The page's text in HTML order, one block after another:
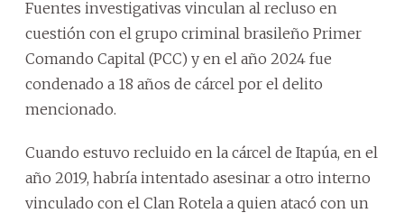
Fuentes investigativas vinculan al recluso en
cuestión con el grupo criminal brasileño Primer
Comando Capital (PCC) y en el año 2024 fue
condenado a 18 años de cárcel por el delito
mencionado.
Cuando estuvo recluido en la cárcel de Itapúa, en el
año 2019, habría intentado asesinar a otro interno
vinculado con el Clan Rotela a quien atacó con un